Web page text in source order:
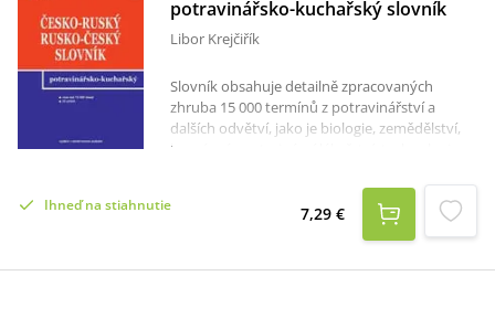
potravinářsko-kuchařský slovník
Libor Krejčiřík
Slovník obsahuje detailně zpracovaných
zhruba 15 000 termínů z potravinářství a
dalších odvětví, jako je biologie, zemědělství,
humánní a veterinární lékařství, technologie
surovin, gastronomie, vinařství, kuchařství atd.
Součástí slovníku je slovníku je 23 příloh.
Ihneď na stiahnutie 7,29 €